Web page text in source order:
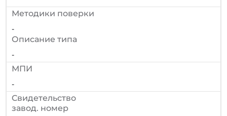
Методики поверки
-
Описание типа
-
МПИ
-
Cвидетельство
завод. номер